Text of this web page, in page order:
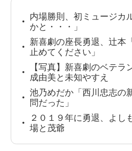
内場勝則、初ミュージカ
かと・・・」
新喜劇の座長勇退、辻本
止めてください」
【写真】新喜劇のベテラ
成由美と未知やすえ
池乃めだか「西川忠志の
問だった」
２０１９年に勇退、よし
場と茂爺